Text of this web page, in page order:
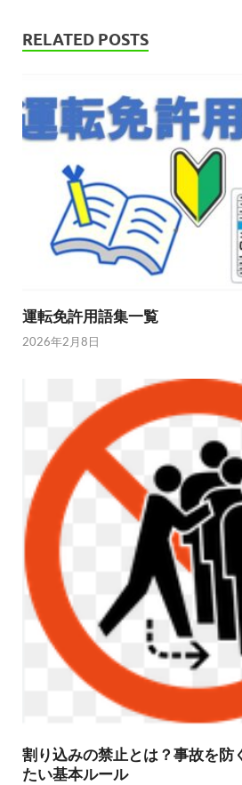
RELATED POSTS
運転免許用語集一覧
2026年2月8日
割り込みの禁止とは？事故を防
たい基本ルール